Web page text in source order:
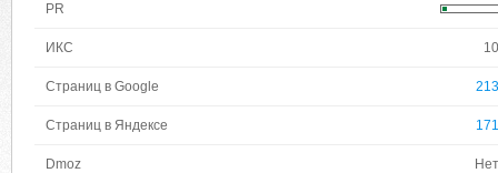
PR
ИКС 10
Страниц в Google 213
Страниц в Яндексе 171
Dmoz Нет